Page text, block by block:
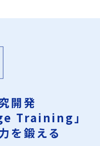
開発
Training」
を鍛える